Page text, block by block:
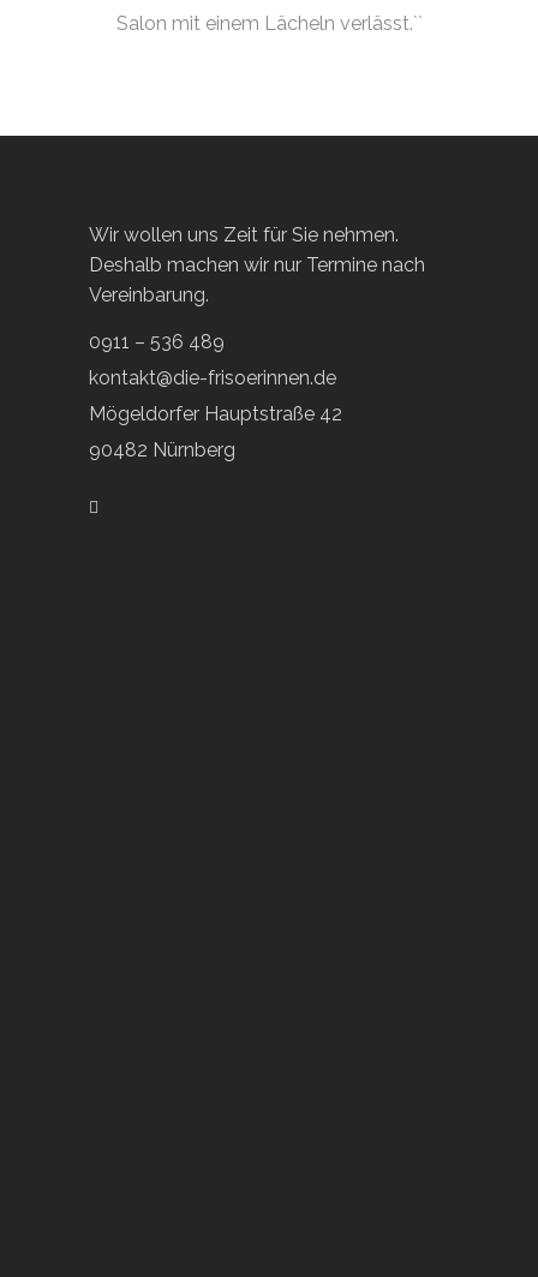
Salon mit einem Lächeln verlässt.``
Wir wollen uns Zeit für Sie nehmen.
Deshalb machen wir nur Termine nach
Vereinbarung.
0911 – 536 489
kontakt@die-frisoerinnen.de
Mögeldorfer Hauptstraße 42
90482 Nürnberg